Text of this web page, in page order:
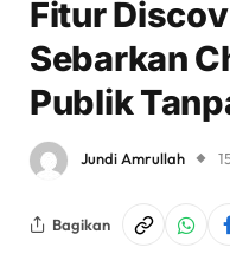
Fitur
Sebarkan
Publik
Jundi Amrullah
Bagikan